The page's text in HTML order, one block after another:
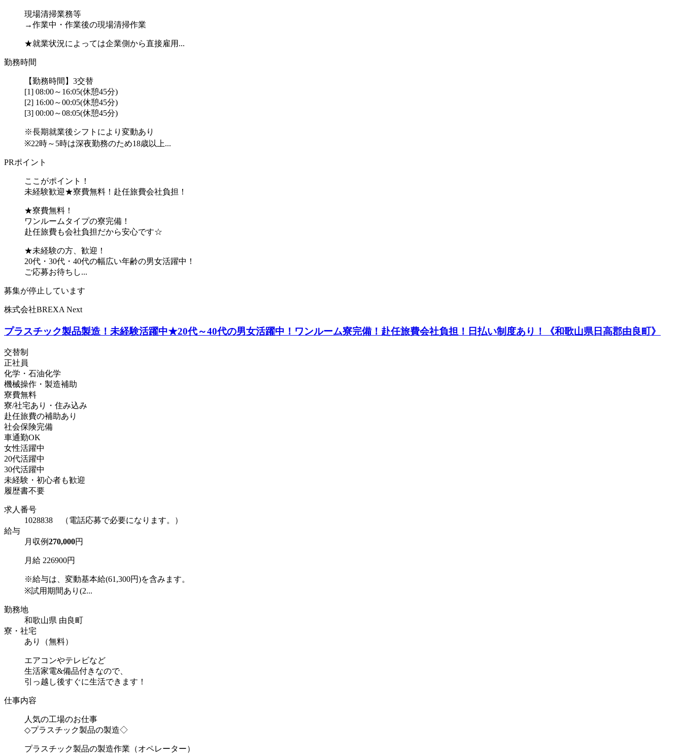
現場清掃業務等
→作業中・作業後の現場清掃作業
★就業状況によっては企業側から直接雇用...
勤務時間
【勤務時間】3交替
[1] 08:00～16:05(休憩45分)
[2] 16:00～00:05(休憩45分)
[3] 00:00～08:05(休憩45分)
※長期就業後シフトにより変動あり
※22時～5時は深夜勤務のため18歳以上...
PRポイント
ここがポイント！
未経験歓迎★寮費無料！赴任旅費会社負担！
★寮費無料！
ワンルームタイプの寮完備！
赴任旅費も会社負担だから安心です☆
★未経験の方、歓迎！
20代・30代・40代の幅広い年齢の男女活躍中！
ご応募お待ちし...
募集が停止しています
株式会社BREXA Next
プラスチック製品製造！未経験活躍中★20代～40代の男女活躍中！ワンルーム寮完備！赴任旅費会社負担！日払い制度あり！《和歌山県日高郡由良町》
交替制
正社員
化学・石油化学
機械操作・製造補助
寮費無料
寮/社宅あり・住み込み
赴任旅費の補助あり
社会保険完備
車通勤OK
女性活躍中
20代活躍中
30代活躍中
未経験・初心者も歓迎
履歴書不要
求人番号
1028838 （電話応募で必要になります。）
給与
月収例270,000円
月給 226900円
※給与は、変動基本給(61,300円)を含みます。
※試用期間あり(2...
勤務地
和歌山県 由良町
寮・社宅
あり（無料）
エアコンやテレビなど
生活家電&備品付きなので、
引っ越し後すぐに生活できます！
仕事内容
人気の工場のお仕事
◇プラスチック製品の製造◇
プラスチック製品の製造作業（オペレーター）